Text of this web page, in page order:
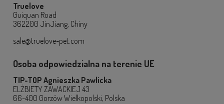
Truelove
Guiquan Road
362200 JinJiang, Chiny
sale@truelove-pet.com
Osoba odpowiedzialna na terenie UE
TIP-TOP Agnieszka Pawlicka
ELŻBIETY ZAWACKIEJ 43
66-400 Gorzów Wielkopolski, Polska